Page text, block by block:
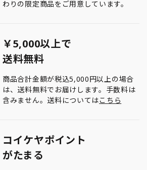
わりの限定商品をご用意しています。
￥5,000以上で
送料無料
商品合計金額が税込5,000円以上の場合
は、送料無料でお届けします。手数料は
含みません。送料についてはこちら
コイケヤポイント
がたまる